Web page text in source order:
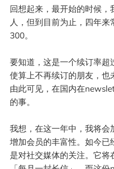
回想起来，最开始的时候
人，但到目前为止，四年
300。
要知道，这是一个续订率超
使算上不再续订的朋友，也
由此可见，在国内在
的事。
我想，在这一年中，我将会
增加会员的丰富性。如今
是对社交媒体的关注。它将